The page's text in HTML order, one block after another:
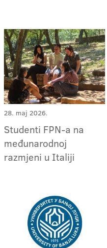
28. maj 2026.
Studenti FPN-a na
međunarodnoj
razmjeni u Italiji